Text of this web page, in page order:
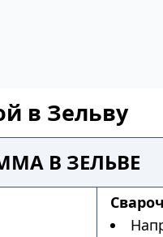
в Зельву
В ЗЕЛЬВЕ